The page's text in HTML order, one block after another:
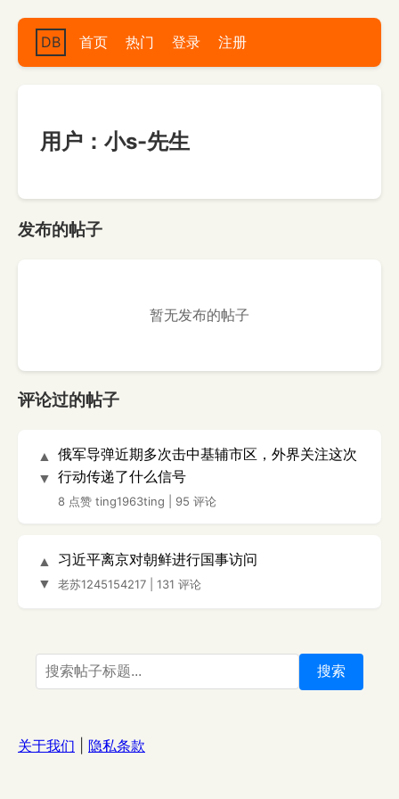
DB 首页 热门 登录 注册
用户：小s-先生
发布的帖子
暂无发布的帖子
评论过的帖子
▲
▼
俄军导弹近期多次击中基辅市区，外界关注这次
行动传递了什么信号
8 点赞 ting1963ting 95 评论
▲
▼
习近平离京对朝鲜进行国事访问
老苏1245154217 131 评论
搜索
关于我们 隐私条款